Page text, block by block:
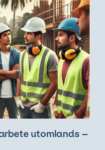
utomlands –